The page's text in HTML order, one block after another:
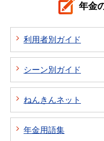
年金
利用者別ガイド
シーン別ガイド
ねんきんネット
年金用語集